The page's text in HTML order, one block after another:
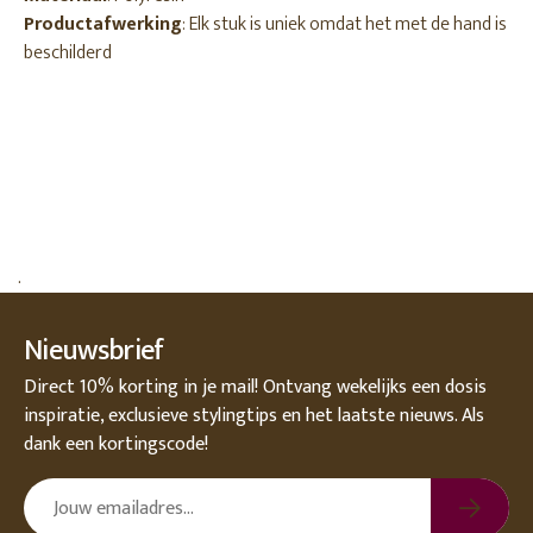
Productafwerking: Elk stuk is uniek omdat het met de hand is
beschilderd
.
Nieuwsbrief
Direct 10% korting in je mail! Ontvang wekelijks een dosis
inspiratie, exclusieve stylingtips en het laatste nieuws. Als
dank een kortingscode!